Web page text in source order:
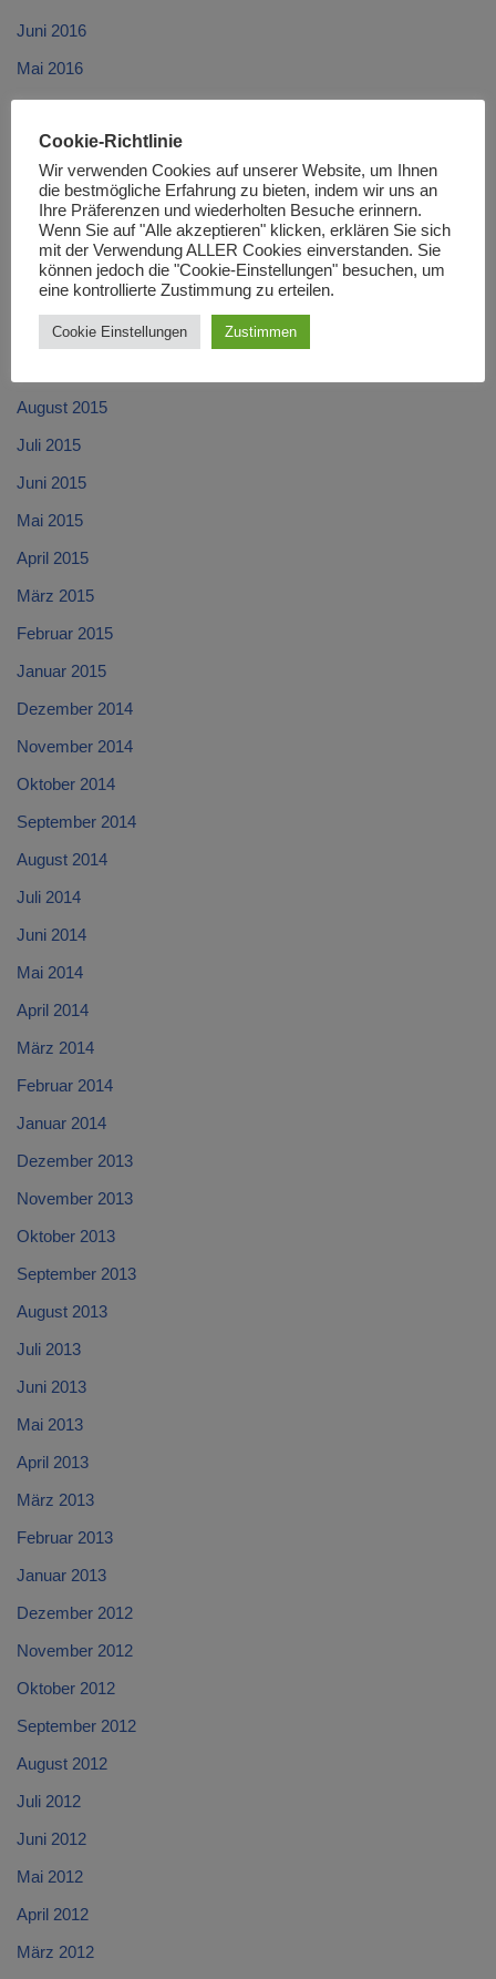
Juni 2016
Mai 2016
April 2016
März 2016
Februar 2016
Januar 2016
Dezember 2015
November 2015
Oktober 2015
August 2015
Juli 2015
Juni 2015
Mai 2015
April 2015
März 2015
Februar 2015
Januar 2015
Dezember 2014
November 2014
Oktober 2014
September 2014
August 2014
Juli 2014
Juni 2014
Mai 2014
April 2014
März 2014
Februar 2014
Januar 2014
Dezember 2013
November 2013
Oktober 2013
September 2013
August 2013
Juli 2013
Juni 2013
Mai 2013
April 2013
März 2013
Februar 2013
Januar 2013
Dezember 2012
November 2012
Oktober 2012
September 2012
August 2012
Juli 2012
Juni 2012
Mai 2012
April 2012
März 2012
Cookie-Richtlinie
Wir verwenden Cookies auf unserer Website, um Ihnen
die bestmögliche Erfahrung zu bieten, indem wir uns an
Ihre Präferenzen und wiederholten Besuche erinnern.
Wenn Sie auf "Alle akzeptieren" klicken, erklären Sie sich
mit der Verwendung ALLER Cookies einverstanden. Sie
können jedoch die "Cookie-Einstellungen" besuchen, um
eine kontrollierte Zustimmung zu erteilen.
Cookie Einstellungen Zustimmen